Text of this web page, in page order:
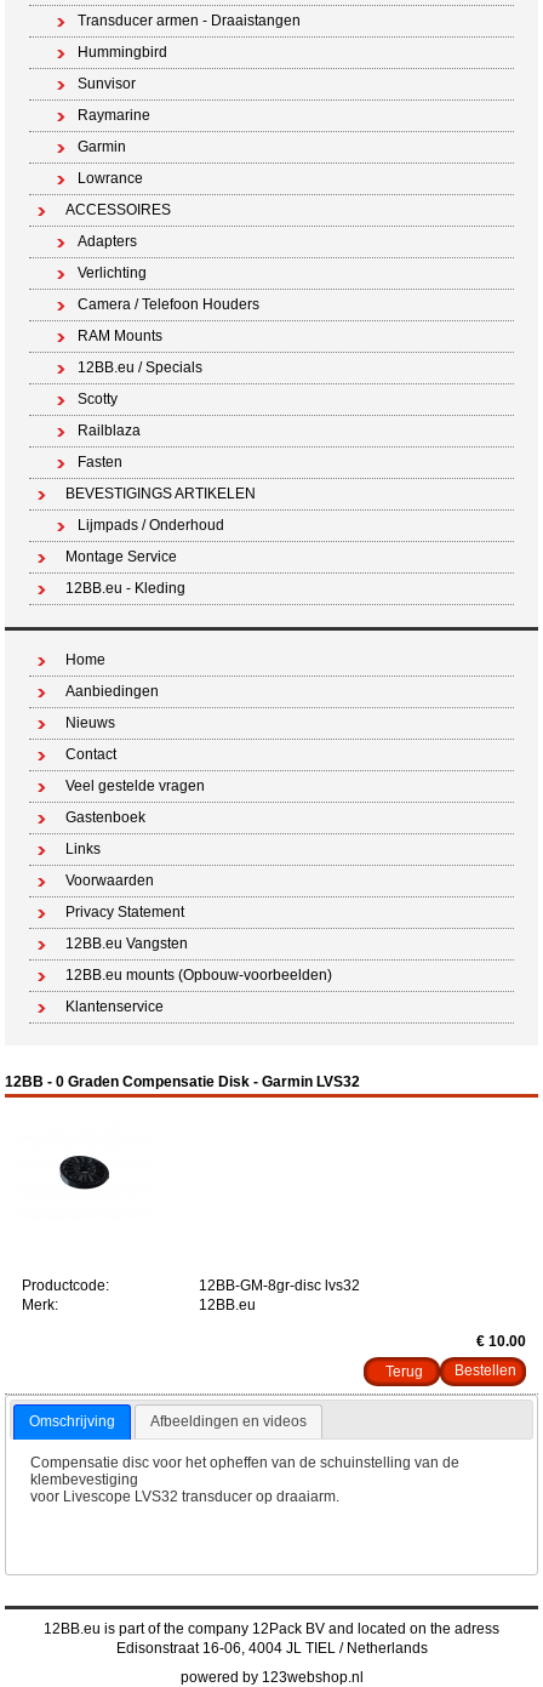
Transducer armen - Draaistangen
Hummingbird
Sunvisor
Raymarine
Garmin
Lowrance
ACCESSOIRES
Adapters
Verlichting
Camera / Telefoon Houders
RAM Mounts
12BB.eu / Specials
Scotty
Railblaza
Fasten
BEVESTIGINGS ARTIKELEN
Lijmpads / Onderhoud
Montage Service
12BB.eu - Kleding
Home
Aanbiedingen
Nieuws
Contact
Veel gestelde vragen
Gastenboek
Links
Voorwaarden
Privacy Statement
12BB.eu Vangsten
12BB.eu mounts (Opbouw-voorbeelden)
Klantenservice
12BB - 0 Graden Compensatie Disk - Garmin LVS32
Productcode:
12BB-GM-8gr-disc lvs32
Merk:
12BB.eu
€ 10.00
Terug
Omschrijving Afbeeldingen en videos
Compensatie disc voor het opheffen van de schuinstelling van de
klembevestiging
voor Livescope LVS32 transducer op draaiarm.
12BB.eu is part of the company 12Pack BV and located on the adress
Edisonstraat 16-06, 4004 JL TIEL / Netherlands
powered by 123webshop.nl